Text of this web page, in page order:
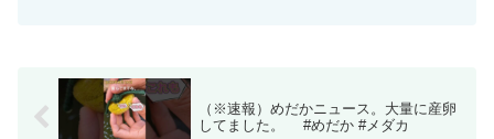
（※速報）めだかニュース。大量に産卵
してました。 #めだか #メダカ